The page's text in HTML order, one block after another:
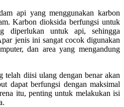
api yang menggunakan karbon
Karbon dioksida berfungsi untuk
diperlukan untuk api, sehingga
jenis ini sangat cocok digunakan
dan area yang mengandung
telah diisi ulang dengan benar akan
dapat berfungsi dengan maksimal
itu, penting untuk melakukan isi